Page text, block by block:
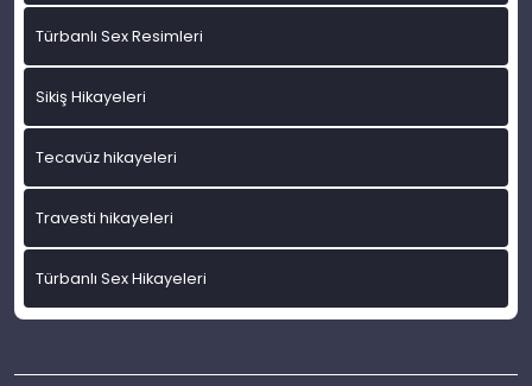
Türbanlı Sex Resimleri
Sikiş Hikayeleri
Tecavüz hikayeleri
Travesti hikayeleri
Türbanlı Sex Hikayeleri